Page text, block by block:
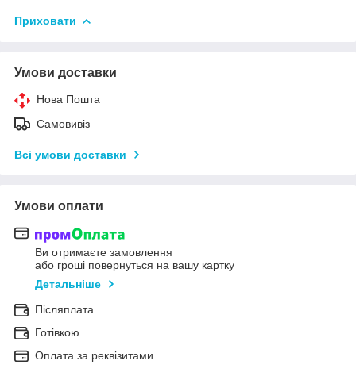
Приховати
Умови доставки
Нова Пошта
Самовивіз
Всі умови доставки
Умови оплати
Ви отримаєте замовлення
або гроші повернуться на вашу картку
Детальніше
Післяплата
Готівкою
Оплата за реквізитами